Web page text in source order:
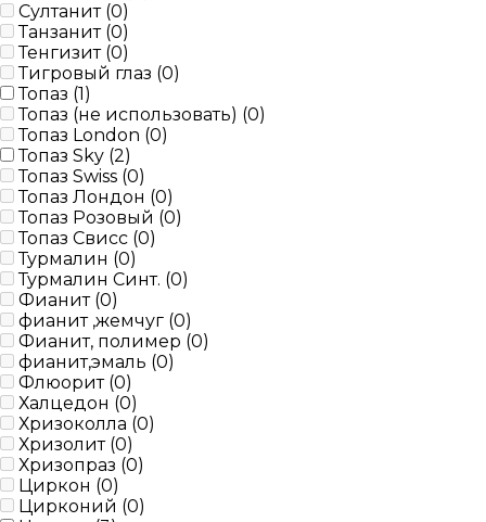
Султанит (0)
Танзанит (0)
Тенгизит (0)
Тигровый глаз (0)
Топаз (1)
Топаз (не использовать) (0)
Топаз London (0)
Топаз Sky (2)
Топаз Swiss (0)
Топаз Лондон (0)
Топаз Розовый (0)
Топаз Свисс (0)
Турмалин (0)
Турмалин Синт. (0)
Фианит (0)
фианит ,жемчуг (0)
Фианит, полимер (0)
фианит,эмаль (0)
Флюорит (0)
Халцедон (0)
Хризоколла (0)
Хризолит (0)
Хризопраз (0)
Циркон (0)
Цирконий (0)